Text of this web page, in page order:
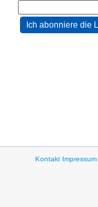
Kontakt Impressum